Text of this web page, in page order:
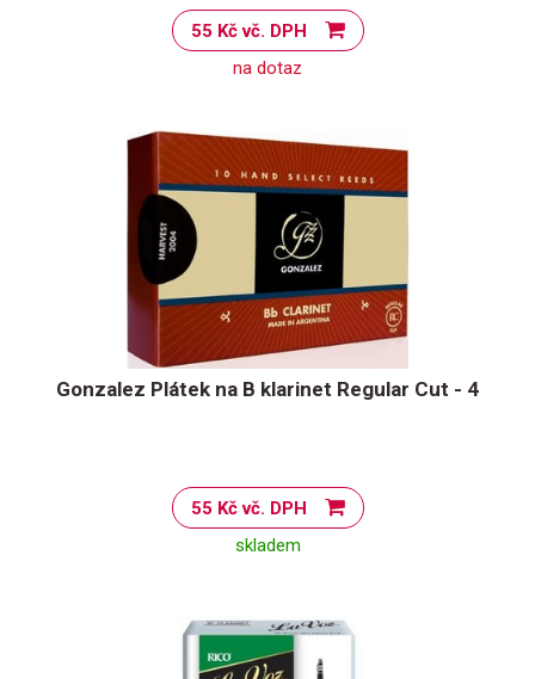
55 Kč vč. DPH
na dotaz
Gonzalez Plátek na B klarinet Regular Cut - 4
55 Kč vč. DPH
skladem